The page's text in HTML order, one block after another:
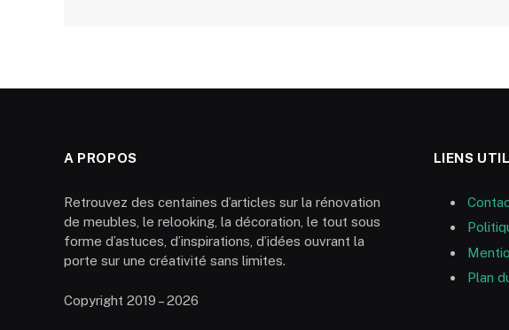
A PROPOS
Retrouvez des centaines d’articles sur la rénovation
de meubles, le relooking, la décoration, le tout sous
forme d’astuces, d’inspirations, d’idées ouvrant la
porte sur une créativité sans limites.
Copyright 2019 – 2026
LIENS
Plan